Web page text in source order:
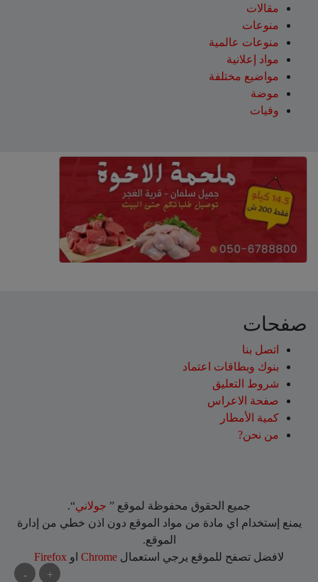
مقالات
منوعات
منوعات عالمية
مواد إعلانية
مواضيع مختلفة
موضة
وفيات
+
-
صفحات
اتصل بنا
بنوك وبطاقات اعتماد
شروط التعليق‎
صفحة الاعراس
كمية الأمطار
من نحن?
جميع الحقوق محفوظة لموقع ” جولاني“.
يمنع إستخدام اي مادة من مواد الموقع دون اذن خطي من إدارة
الموقع.
لافضل تصفح للموقع يرجي استعمال Chrome او Firefox